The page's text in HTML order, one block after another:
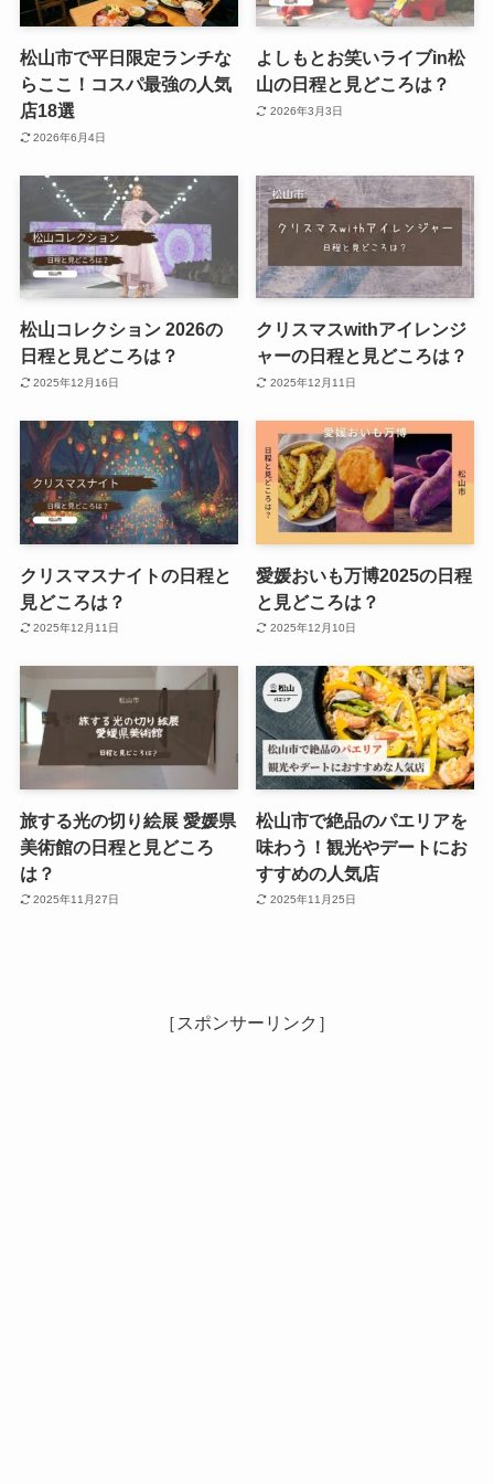
松山市で平日限定ランチな
らここ！コスパ最強の人気
店18選
2026年6月4日
よしもとお笑いライブin松
山の日程と見どころは？
2026年3月3日
松山コレクション 2026の
日程と見どころは？
2025年12月16日
クリスマスwithアイレンジ
ャーの日程と見どころは？
2025年12月11日
クリスマスナイトの日程と
見どころは？
2025年12月11日
愛媛おいも万博2025の日程
と見どころは？
2025年12月10日
旅する光の切り絵展 愛媛県
美術館の日程と見どころ
は？
2025年11月27日
松山市で絶品のパエリアを
味わう！観光やデートにお
すすめの人気店
2025年11月25日
［スポンサーリンク］